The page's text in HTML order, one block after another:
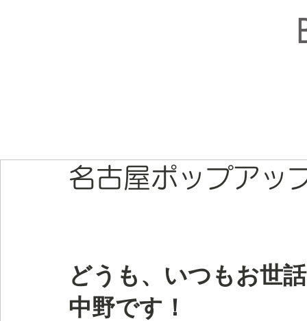
名古屋ポップアッ
どうも、いつもお世
中野です！